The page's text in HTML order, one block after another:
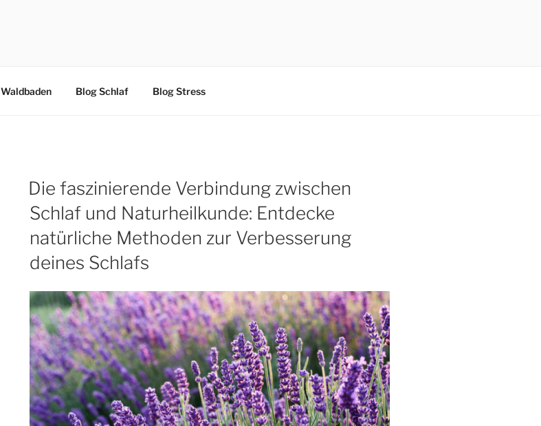
Waldbaden Blog Schlaf Blog Stress
Die faszinierende Verbindung zwischen
Schlaf und Naturheilkunde: Entdecke
natürliche Methoden zur Verbesserung
deines Schlafs